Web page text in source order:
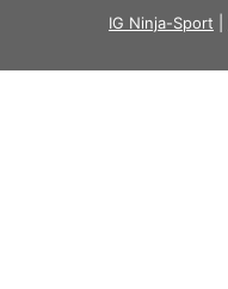
IG Ninja-Sport